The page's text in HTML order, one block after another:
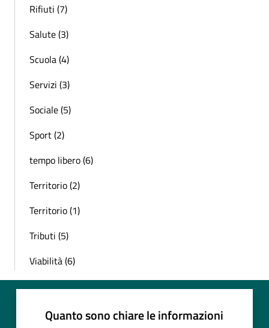
Rifiuti (7)
Salute (3)
Scuola (4)
Servizi (3)
Sociale (5)
Sport (2)
tempo libero (6)
Territorio (2)
Territorio (1)
Tributi (5)
Viabilità (6)
Quanto sono chiare le informazioni